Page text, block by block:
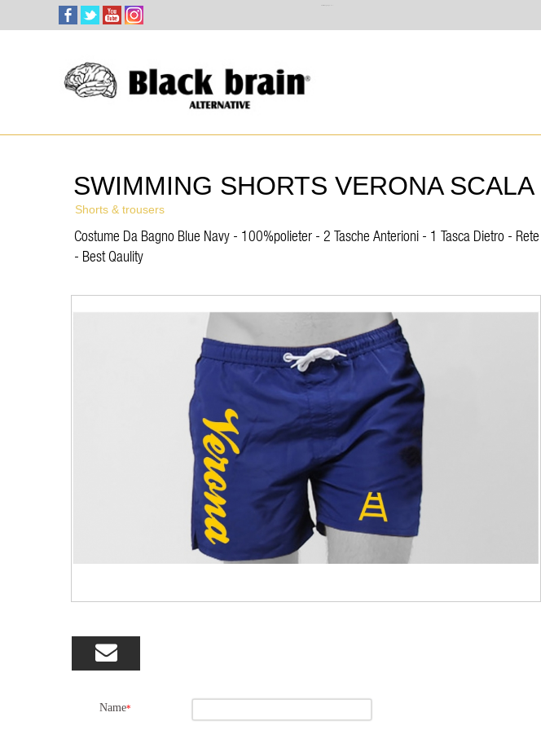
SWIMMING SHORTS VERONA SCALA
Costume Da Bagno Blue Navy - 100%polieter - 2 Tasche Anterioni - 1 Tasca Dietro -
- Best Qaulity
Shorts & trousers

Name*